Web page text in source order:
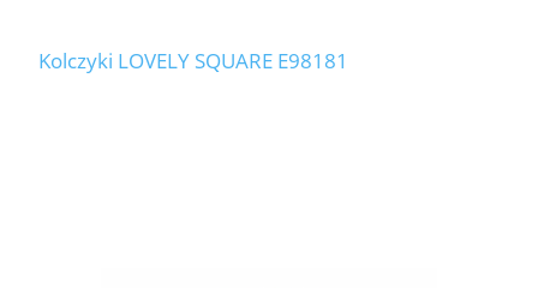
Kolczyki LOVELY SQUARE E98181